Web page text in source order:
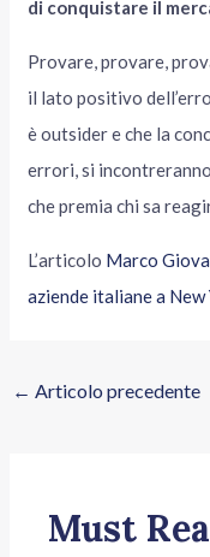
di conquistare il
Provare, provare,
il lato positivo
è outsider e che la
errori, si
che premia chi sa
L’articolo Marco
aziende italiane a New
← Articolo precedente
Must